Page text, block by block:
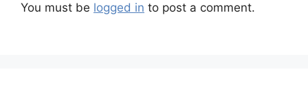
You must be logged in to post a comment.